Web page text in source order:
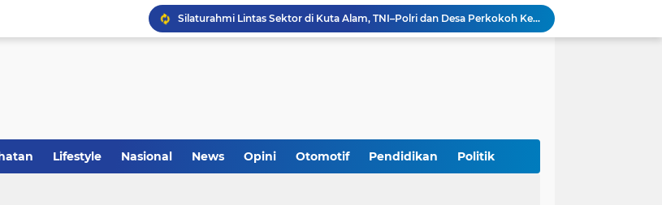
Silaturahmi Lintas Sektor di Kuta Alam, TNI–Polri dan Desa Perkokoh Kebersamaan
Babinsa Peukan Bada Hadiri Rapat Lanjutan HUT RI ke-81, Perkuat Sinergi Lintas Sektor
Kak Na Promosi Wisata Surfing dan Hadiri Perayaan HUT 53 tahun BAS Simeulue
Lifestyle Nasional News Opini Otomotif Pendidikan Politik